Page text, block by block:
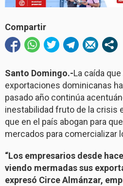
Compartir
Santo Domingo.-La caída
exportaciones dominicanas
pasado año continúa
inestabilidad fruto de la crisis
que en el país abogan para
mercados para comercializar
“Los empresarios desde
viendo mermadas sus
expresó Circe Almánzar,